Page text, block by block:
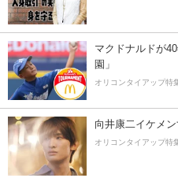
マクドナルドが
園」
オリコンタイアップ特
向井康二イケメ
オリコンタイアップ特